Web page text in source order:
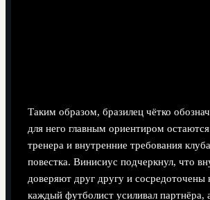
Таким образом, бразилец чётко
для него главным ориентиром остаются
тренера и внутренние требования
повестка. Винисиус подчеркнул, что
доверяют друг другу и
каждый футболист усиливал партнёра,